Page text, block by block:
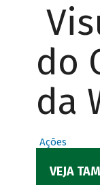
do
da
Ações
VEJA